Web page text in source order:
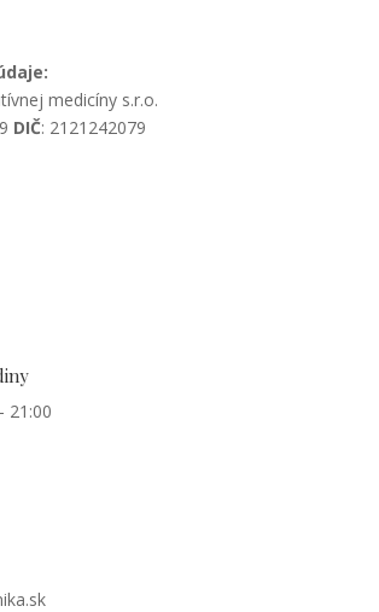
medicíny s.r.o.
DIČ: 2121242079
21:00